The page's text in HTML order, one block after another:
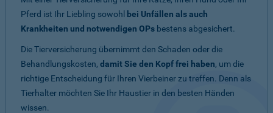
Pferd ist Ihr Liebling sowohl
bei Unfällen als auch
Krankheiten und notwendigen OPs bestens abgesichert.
Die Tierversicherung übernimmt den Schaden oder die
Behandlungskosten, damit Sie den Kopf frei haben, um die
richtige Entscheidung für Ihren Vierbeiner zu treffen. Denn als
Tierhalter möchten Sie Ihr Haustier in den besten Händen
wissen.